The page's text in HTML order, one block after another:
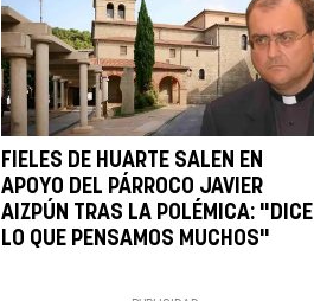
FIELES DE HUARTE SALEN EN
APOYO DEL PÁRROCO JAVIER
AIZPÚN TRAS LA POLÉMICA: "DICE
LO QUE PENSAMOS MUCHOS"